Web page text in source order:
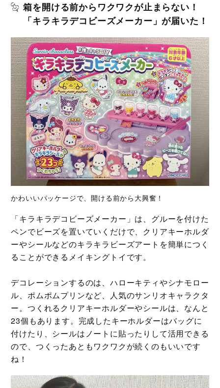
箱を開ける前からワクワクが止まらない！
「キラキラデコビーズメーカー」が届いた！
かわいいパッケージで、開ける前から大興奮！
「キラキラデコビーズメーカー」は、グルーを付けた
ペンでビーズを置いていくだけで、クリアキーホルダ
ーやシールなどのキラキラビーズアートを簡単につく
ることができるメイキングトイです。
デコレーションするのは、ハローキティやシナモロー
ル、ポムポムプリンなど、人気のサンリオキャラクタ
ー。つくれるクリアキーホルダーやシールは、なんと
23個もあります。完成したキーホルダーはバッグに
付けたり、シールはノートに貼ったりして活用できる
ので、つくったあともワクワクが続くのもいいです
ね！